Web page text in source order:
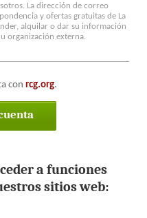
La dirección de correo
y ofertas gratuitas de La
alquilar o dar su información
organización externa.
conrcg.org.
a funciones
sitios web: